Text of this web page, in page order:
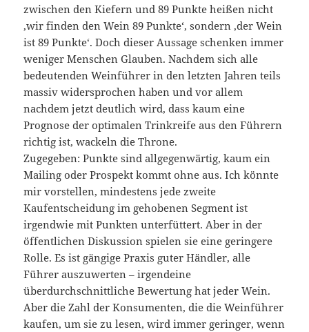
zwischen den Kiefern und 89 Punkte heißen nicht
,wir finden den Wein 89 Punkte‘, sondern ,der Wein
ist 89 Punkte‘. Doch dieser Aussage schenken immer
weniger Menschen Glauben. Nachdem sich alle
bedeutenden Weinführer in den letzten Jahren teils
massiv widersprochen haben und vor allem
nachdem jetzt deutlich wird, dass kaum eine
Prognose der optimalen Trinkreife aus den Führern
richtig ist, wackeln die Throne.
Zugegeben: Punkte sind allgegenwärtig, kaum ein
Mailing oder Prospekt kommt ohne aus. Ich könnte
mir vorstellen, mindestens jede zweite
Kaufentscheidung im gehobenen Segment ist
irgendwie mit Punkten unterfüttert. Aber in der
öffentlichen Diskussion spielen sie eine geringere
Rolle. Es ist gängige Praxis guter Händler, alle
Führer auszuwerten – irgendeine
überdurchschnittliche Bewertung hat jeder Wein.
Aber die Zahl der Konsumenten, die die Weinführer
kaufen, um sie zu lesen, wird immer geringer, wenn